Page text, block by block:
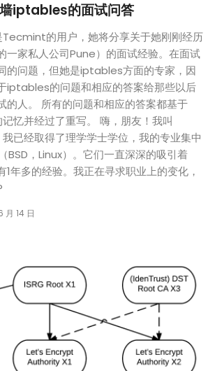
iptables的面试问答
的用户，她将分享关于她刚刚经历
一家私人公司Pune）的面试经验。在面试
的问题，但她是iptables方面的专家，因
iptables的问题和相应的答案给那些以后
的人。 所有的问题和相应的答案都基于
忆并经过了重写。 嗨，朋友！我叫
已经取得了理学学士学位，我的专业集中
BSD，Linux）。它们一直深深的吸引着
1年多的经验。我正在寻求职业上的变化，
月 14 日